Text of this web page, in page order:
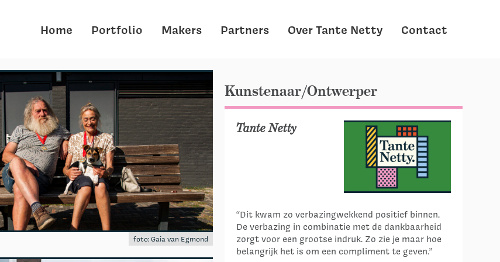
Home Portfolio Makers Partners Over Tante Netty Contact
foto: Gaia van Egmond
Kunstenaar/Ontwerper
Tante Netty
“Dit kwam zo verbazingwekkend positief binnen.
De verbazing in combinatie met de dankbaarheid
zorgt voor een grootse indruk. Zo zie je maar hoe
belangrijk het is om een compliment te geven.”